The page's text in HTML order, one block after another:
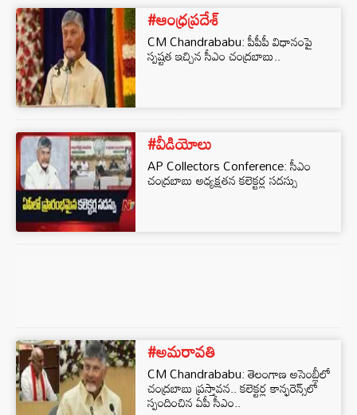
#ఆంధ్రప్రదేశ్
CM Chandrababu: పీపీపీ విధానంపై
స్పష్టత ఇచ్చిన సీఎం చంద్రబాబు..
#వీడియోలు
AP Collectors Conference: సీఎం
చంద్రబాబు అధ్యక్షతన కలెక్టర్ల సదస్సు
#అమరావతి
CM Chandrababu: తెలంగాణ అసెంబ్లీలో
చంద్రబాబు ప్రస్తావన.. కలెక్టర్ల కాన్ఫరెన్స్‌లో
స్పందించిన ఏపీ సీఎం..